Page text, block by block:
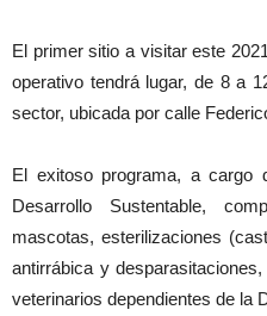
El primer sitio a visitar este
operativo tendrá lugar, de 8 a
sector, ubicada por calle
El exitoso programa, a cargo
Desarrollo Sustentable,
mascotas, esterilizaciones
antirrábica y
veterinarios dependientes de la